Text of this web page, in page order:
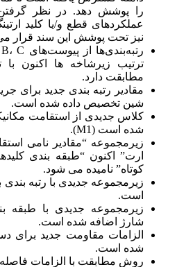
را پوشش دهد. در نظر گرفتن
عملکردهای قطع و/یا کلید
نیز تحت پوشش این سند قرار
مطابقت دارد.
مقادیر رتبه بندی جدید برای
شین تخصیص داده شده است.
کلاس جدیدی از استقامت
شده است (M1).
زیرمجموعه “مقادیر نامی
ارت” اکنون “طبقه بندی
کوتاه” نامیده می شود.
زیرمجموعه جدیدی با رتبه
است.
زیرمجموعه جدیدی با طبقه
شارژ اضافه شده است.
الزامات مقاومت جدید برای
شده است.
روش مطابقت با الزامات